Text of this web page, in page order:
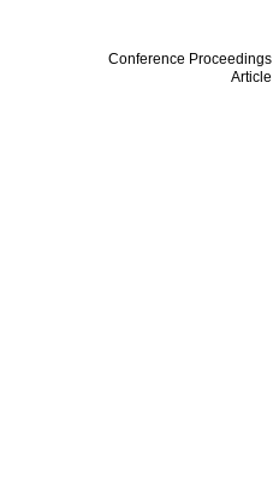
Conference Proceedings
Article